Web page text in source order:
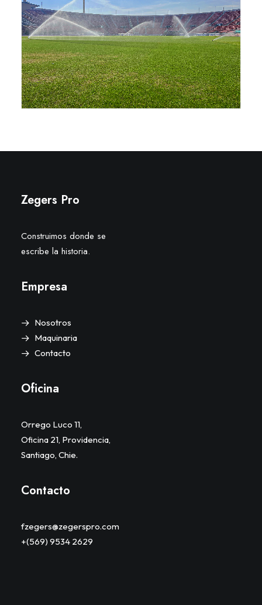
Zegers Pro
Construimos donde se
escribe la historia.
Empresa
Nosotros
Maquinaria
Contacto
Oficina
Orrego Luco 11,
Oficina 21, Providencia,
Santiago, Chie.
Contacto
fzegers@zegerspro.com
+(569) 9534 2629